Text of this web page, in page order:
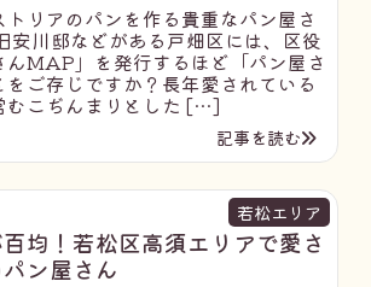
トリアのパンを作る貴重なパン屋さ
安川邸などがある戸畑区には、区役
んMAP」を発行するほど「パン屋さ
をご存じですか？長年愛されている
むこぢんまりとした […]
記事を読む
若松エリア
均！若松区高須エリアで愛さ
ン屋さん